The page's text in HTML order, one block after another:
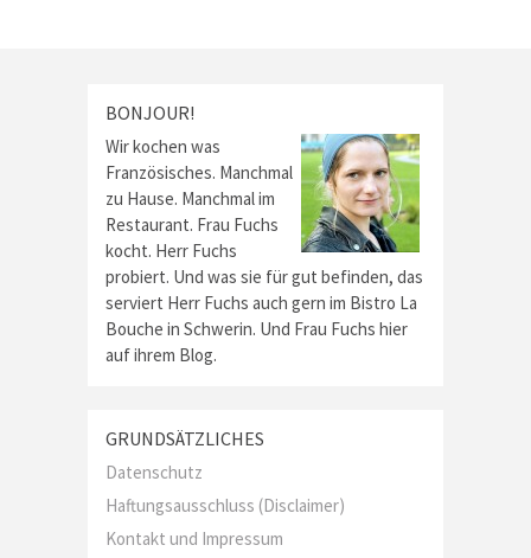
BONJOUR!
Wir kochen was
Französisches. Manchmal
zu Hause. Manchmal im
Restaurant. Frau Fuchs
kocht. Herr Fuchs
probiert. Und was sie für gut befinden, das
serviert Herr Fuchs auch gern im Bistro La
Bouche in Schwerin. Und Frau Fuchs hier
auf ihrem Blog.
GRUNDSÄTZLICHES
Datenschutz
Haftungsausschluss (Disclaimer)
Kontakt und Impressum